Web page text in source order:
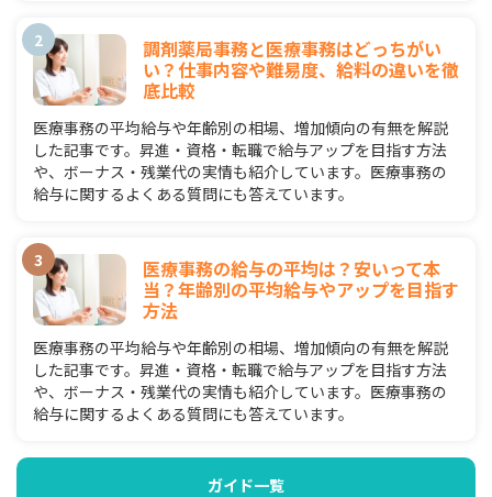
調剤薬局事務と医療事務はどっちがい
い？仕事内容や難易度、給料の違いを徹
底比較
医療事務の平均給与や年齢別の相場、増加傾向の有無を解説
した記事です。昇進・資格・転職で給与アップを目指す方法
や、ボーナス・残業代の実情も紹介しています。医療事務の
給与に関するよくある質問にも答えています。
医療事務の給与の平均は？安いって本
当？年齢別の平均給与やアップを目指す
方法
医療事務の平均給与や年齢別の相場、増加傾向の有無を解説
した記事です。昇進・資格・転職で給与アップを目指す方法
や、ボーナス・残業代の実情も紹介しています。医療事務の
給与に関するよくある質問にも答えています。
ガイド一覧